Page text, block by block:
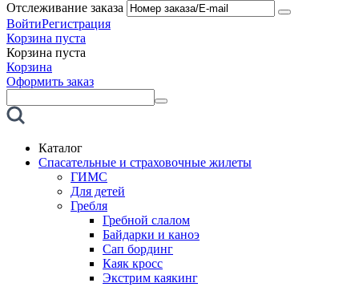
Отслеживание заказа
ВойтиРегистрация
Корзина пуста
Корзина пуста
Корзина
Оформить заказ
Каталог
Спасательные и страховочные жилеты
ГИМС
Для детей
Гребля
Гребной слалом
Байдарки и каноэ
Сап бординг
Каяк кросс
Экстрим каякинг